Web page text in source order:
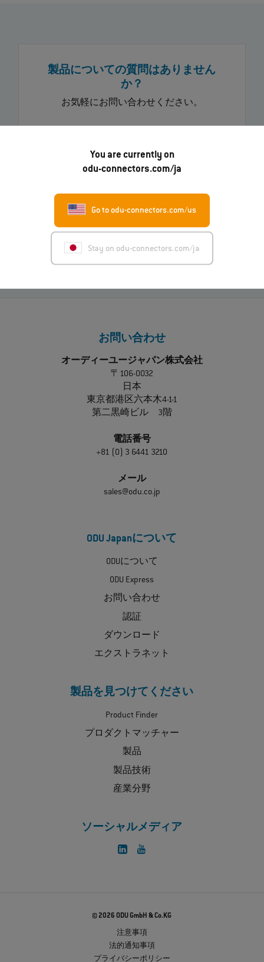
You are currently on
odu-connectors.com/ja
Go to odu-connectors.com/us
Stay on odu-connectors.com/ja
製品についての質問はありません
か？
お気軽にお問い合わせください。
電話をする
お近くの担当者を探す
お問い合わせ
オーディーユージャパン株式会社
〒106-0032
日本
東京都港区六本木4-1-1
第二黒崎ビル 3階
電話番号
+81 (0) 3 6441 3210
メール
sales@odu.co.jp
ODU Japanについて
ODUについて
ODU Express
お問い合わせ
認証
ダウンロード
エクストラネット
製品を見つけてください
Product Finder
プロダクトマッチャー
製品
製品技術
産業分野
ソーシャルメディア
© 2026 ODU GmbH & Co.KG
注意事項
法的通知事項
プライバシーポリシー